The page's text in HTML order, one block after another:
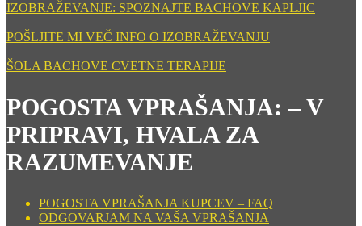
IZOBRAŽEVANJE: SPOZNAJTE BACHOVE KAPLJIC
POŠLJITE MI VEČ INFO O IZOBRAŽEVANJU
ŠOLA BACHOVE CVETNE TERAPIJE
POGOSTA VPRAŠANJA: – V
PRIPRAVI, HVALA ZA
RAZUMEVANJE
POGOSTA VPRAŠANJA KUPCEV – FAQ
ODGOVARJAM NA VAŠA VPRAŠANJA